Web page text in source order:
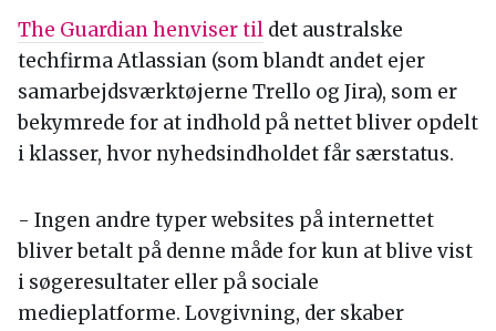
The Guardian henviser til det australske
techfirma Atlassian (som blandt andet ejer
samarbejdsværktøjerne Trello og Jira), som er
bekymrede for at indhold på nettet bliver opdelt
i klasser, hvor nyhedsindholdet får særstatus.
- Ingen andre typer websites på internettet
bliver betalt på denne måde for kun at blive vist
i søgeresultater eller på sociale
medieplatforme. Lovgivning, der skaber